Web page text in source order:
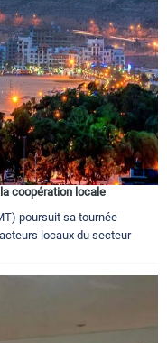
coopération locale
poursuit sa tournée
locaux du secteur